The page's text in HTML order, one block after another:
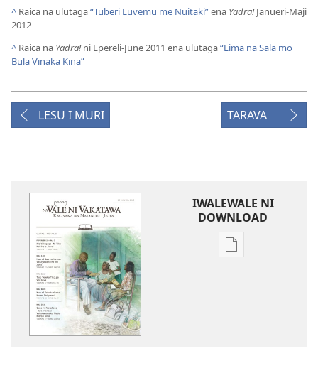
^ Raica na ulutaga“Tuberi Luvemu me Nuitaki”ena Yadra!Janueri-Maji
2012
^ Raica na Yadra!ni Epereli-June 2011 ena ulutaga“Lima na Sala mo
Bula Vinaka Kina”
LESU I MURI TARAVA
IWALEWALE NI
DOWNLOAD
Sala